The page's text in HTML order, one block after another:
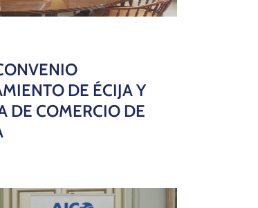
DE ÉCIJA Y
DE COMERCIO DE